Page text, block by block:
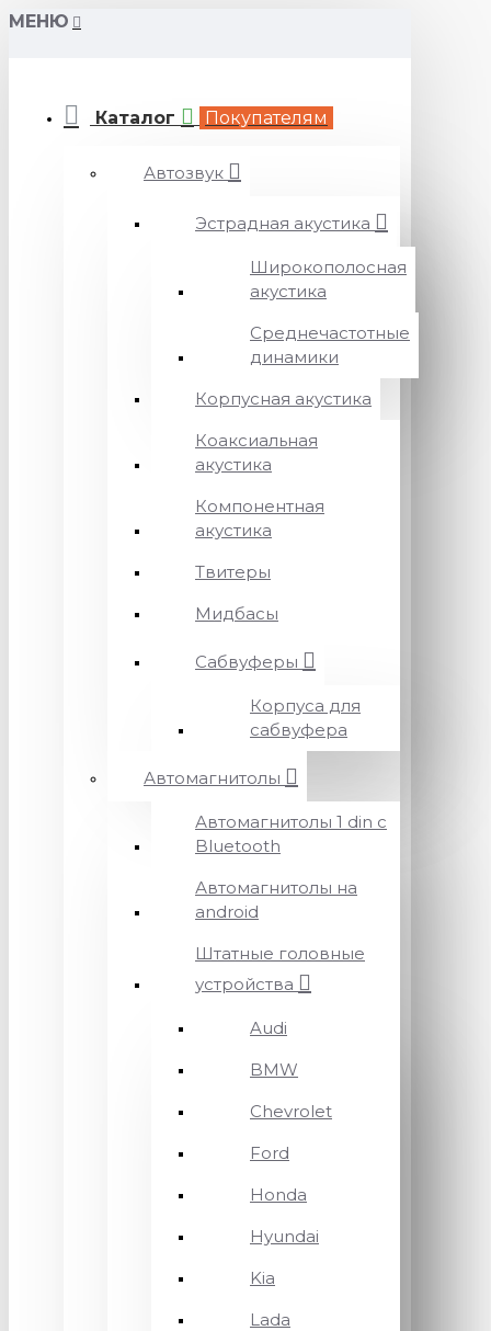
МЕНЮ
Каталог Покупателям
Автозвук
Эстрадная акустика
Широкополосная
акустика
Среднечастотные
динамики
Корпусная акустика
Коаксиальная
акустика
Компонентная
акустика
Твитеры
Мидбасы
Сабвуферы
Корпуса для
сабвуфера
Автомагнитолы
Автомагнитолы 1 din с
Bluetooth
Автомагнитолы на
android
Штатные головные
устройства
Audi
BMW
Chevrolet
Ford
Honda
Hyundai
Kia
Lada